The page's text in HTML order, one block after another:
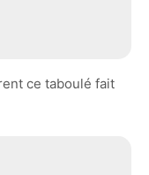
ce taboulé fait